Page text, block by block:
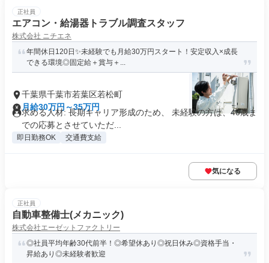
正社員
エアコン・給湯器トラブル調査スタッフ
株式会社 ニチエネ
年間休日120日✨未経験でも月給30万円スタート！安定収入×成長
できる環境◎固定給＋賞与＋...
千葉県千葉市若葉区若松町
月給30万円～35万円
求める人材: 長期キャリア形成のため、 未経験の方は、40歳ま
での応募とさせていただ...
即日勤務OK 交通費支給
気になる
正社員
自動車整備士(メカニック)
株式会社エーゼットファクトリー
◎社員平均年齢30代前半！◎希望休あり◎祝日休み◎資格手当・
昇給あり◎未経験者歓迎